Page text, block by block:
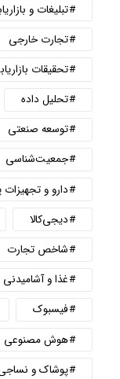
تبلیغات و
تجارت خارجی
تحقیقات
تحلیل داده
توسعه صنعتی
جمعیت‌شناسی
دارو و
دیجی‌کالا
شاخص تجارت
غذا و آشامیدنی
فیسبوک
هوش مصنوعی
پوشاک و